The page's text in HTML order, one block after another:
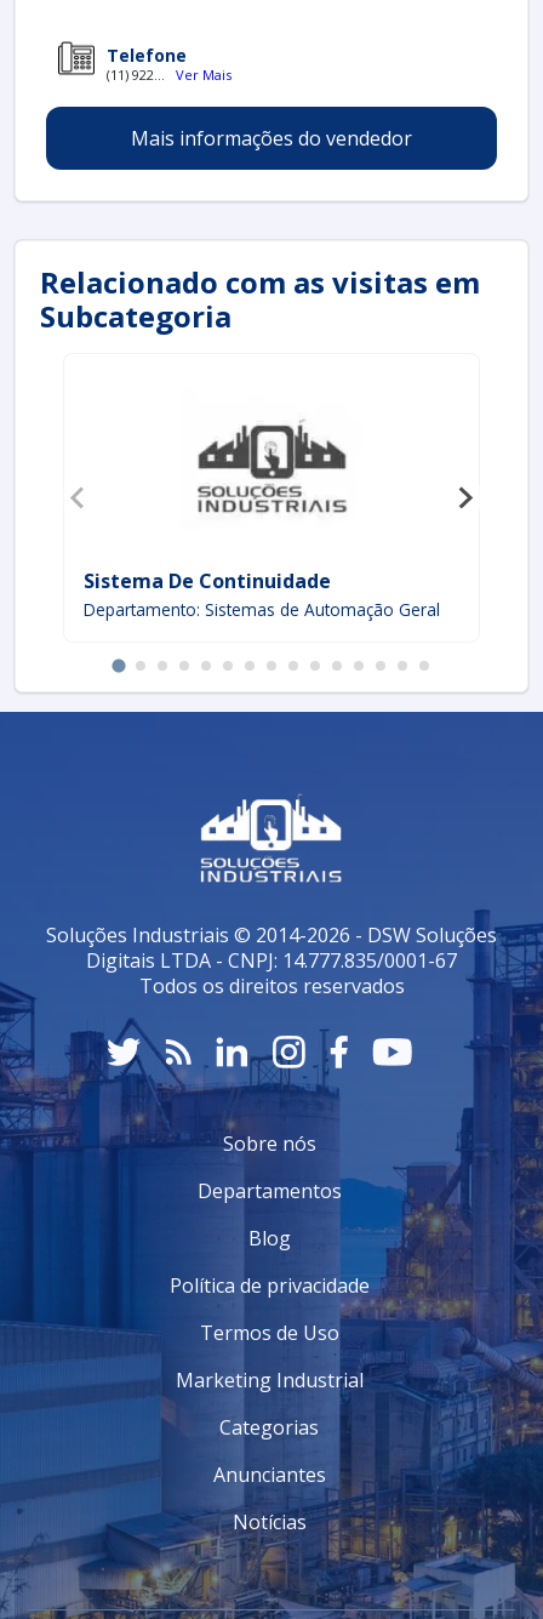
Telefone
(11) 922... Ver Mais
Mais informações do vendedor
Relacionado com as visitas em
Subcategoria
Sistema De Continuidade
Departamento: Sistemas de Automação Geral
Soluções Industriais © 2014-2026 - DSW Soluções
Digitais LTDA - CNPJ: 14.777.835/0001-67
Todos os direitos reservados
Sobre nós
Departamentos
Blog
Política de privacidade
Termos de Uso
Marketing Industrial
Categorias
Anunciantes
Notícias